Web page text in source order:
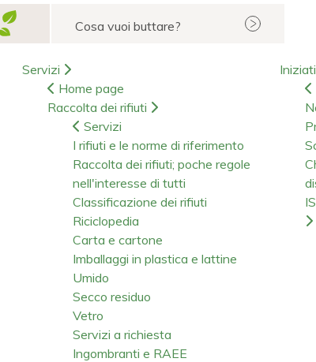
Cerca
Servizi
Home page
Raccolta dei rifiuti
Servizi
I rifiuti e le norme di riferimento
Raccolta dei rifiuti; poche regole
nell'interesse di tutti
Classificazione dei rifiuti
Riciclopedia
Carta e cartone
Imballaggi in plastica e lattine
Umido
Secco residuo
Vetro
Servizi a richiesta
Ingombranti e RAEE